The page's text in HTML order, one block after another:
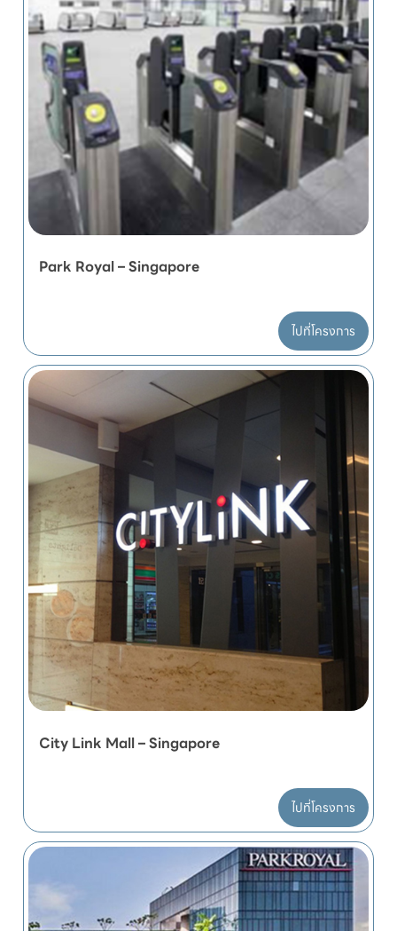
Park Royal – Singapore
ไปที่โครงการ
City Link Mall – Singapore
ไปที่โครงการ